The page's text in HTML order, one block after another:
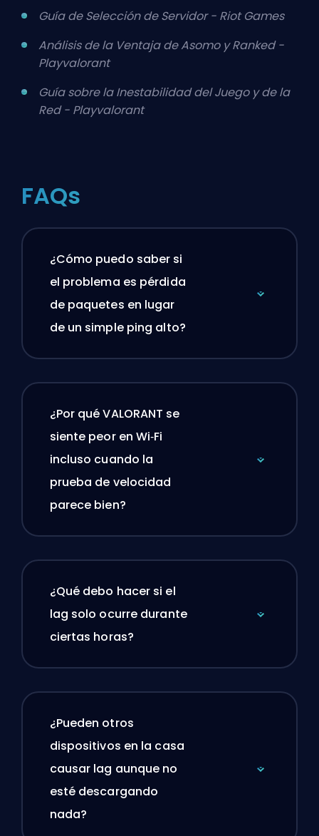
Guía de Selección de Servidor - Riot Games
Análisis de la Ventaja de Asomo y Ranked -
Playvalorant
Guía sobre la Inestabilidad del Juego y de la
Red - Playvalorant
FAQs
¿Cómo puedo saber si
el problema es pérdida
de paquetes en lugar
de un simple ping alto?
¿Por qué VALORANT se
siente peor en Wi‑Fi
incluso cuando la
prueba de velocidad
parece bien?
¿Qué debo hacer si el
lag solo ocurre durante
ciertas horas?
¿Pueden otros
dispositivos en la casa
causar lag aunque no
esté descargando
nada?